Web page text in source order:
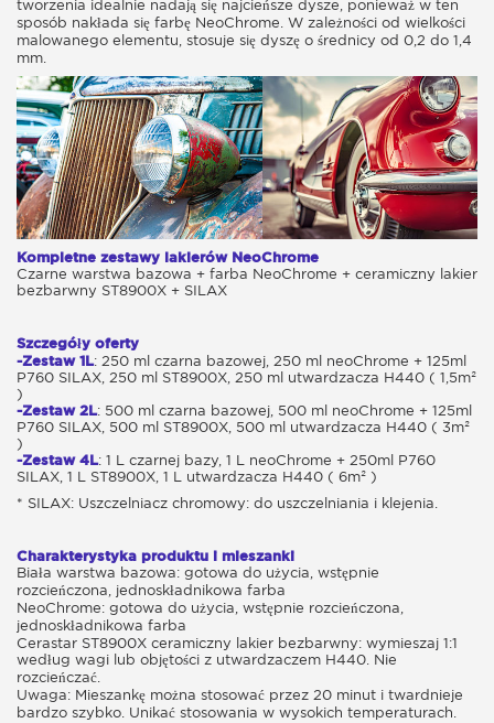
tworzenia idealnie nadają się najcieńsze dysze, ponieważ w ten
sposób nakłada się farbę NeoChrome. W zależności od wielkości
malowanego elementu, stosuje się dyszę o średnicy od 0,2 do 1,4
mm.
Kompletne zestawy lakierów NeoChrome
Czarne warstwa bazowa + farba NeoChrome + ceramiczny lakier
bezbarwny ST8900X + SILAX
Szczegóły oferty
-Zestaw 1L: 250 ml czarna bazowej, 250 ml neoChrome + 125ml
P760 SILAX, 250 ml ST8900X, 250 ml utwardzacza H440 ( 1,5m²
)
-Zestaw 2L: 500 ml czarna bazowej, 500 ml neoChrome + 125ml
P760 SILAX, 500 ml ST8900X, 500 ml utwardzacza H440 ( 3m²
)
-Zestaw 4L: 1 L czarnej bazy, 1 L neoChrome + 250ml P760
SILAX, 1 L ST8900X, 1 L utwardzacza H440 ( 6m² )
* SILAX: Uszczelniacz chromowy: do uszczelniania i klejenia.
Charakterystyka produktu i mieszanki
Biała warstwa bazowa: gotowa do użycia, wstępnie
rozcieńczona, jednoskładnikowa farba
NeoChrome: gotowa do użycia, wstępnie rozcieńczona,
jednoskładnikowa farba
Cerastar ST8900X ceramiczny lakier bezbarwny: wymieszaj 1:1
według wagi lub objętości z utwardzaczem H440. Nie
rozcieńczać.
Uwaga: Mieszankę można stosować przez 20 minut i twardnieje
bardzo szybko. Unikać stosowania w wysokich temperaturach.